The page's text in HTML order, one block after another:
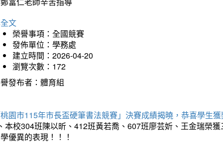
文
榮譽事項：全國競賽
發佈單位：學務處
建立時間：2026-04-20
瀏覽次數：172
發布者：體育組
園市115年市長盃硬筆書法競賽」決賽成績揭曉，恭喜學生
本校304班陳以昕、412班黃若喬、607班廖芸妡、王金瑞榮
優異的表現！！！